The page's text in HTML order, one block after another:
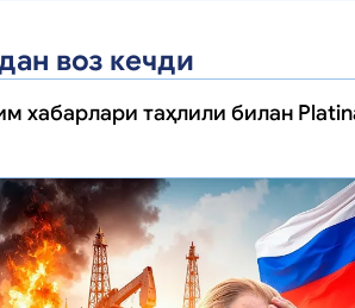
воз кечди
хабарлари таҳлили билан